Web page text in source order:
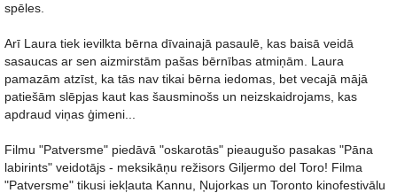
spēles.
Arī Laura tiek ievilkta bērna dīvainajā pasaulē, kas baisā veidā
sasaucas ar sen aizmirstām pašas bērnības atmiņām. Laura
pamazām atzīst, ka tās nav tikai bērna iedomas, bet vecajā mājā
patiešām slēpjas kaut kas šausminošs un neizskaidrojams, kas
apdraud viņas ģimeni...
Filmu "Patversme" piedāvā "oskarotās" pieaugušo pasakas "Pāna
labirints" veidotājs - meksikāņu režisors Giljermo del Toro! Filma
"Patversme" tikusi iekļauta Kannu, Ņujorkas un Toronto kinofestivālu